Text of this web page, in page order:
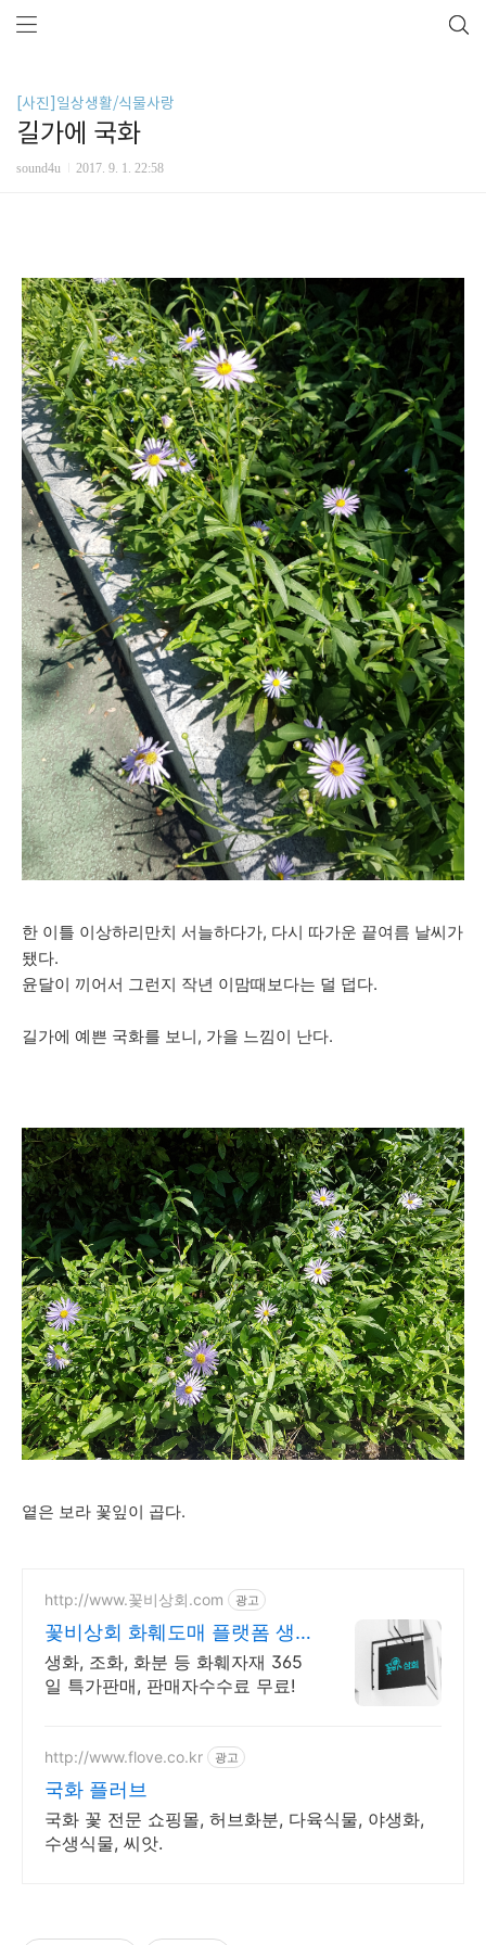
[사진]일상생활/식물사랑
길가에 국화
sound4u 2017. 9. 1. 22:58
한 이틀 이상하리만치 서늘하다가, 다시 따가운 끝여름 날씨가
됐다.
윤달이 끼어서 그런지 작년 이맘때보다는 덜 덥다.
길가에 예쁜 국화를 보니, 가을 느낌이 난다.
옅은 보라 꽃잎이 곱다.
http://www.꽃비상회.com 광고
꽃비상회 화훼도매 플랫폼 생
화 꽃자재 특가 할인
생화, 조화, 화분 등 화훼자재 365
일 특가판매, 판매자수수료 무료!
http://www.flove.co.kr 광고
국화 플러브
국화 꽃 전문 쇼핑몰, 허브화분, 다육식물, 야생화,
수생식물, 씨앗.